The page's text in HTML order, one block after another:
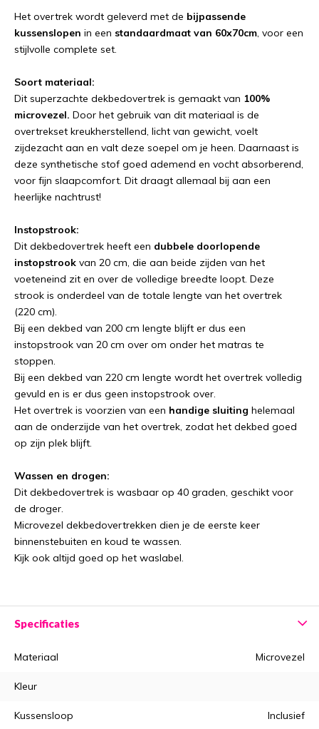
Het overtrek wordt geleverd met de bijpassende
kussenslopen in een standaardmaat van 60x70cm , voor een
stijlvolle complete set.
Soort materiaal:
Dit superzachte dekbedovertrek is gemaakt van 100%
microvezel. Door het gebruik van dit materiaal is de
overtrekset kreukherstellend, licht van gewicht, voelt
zijdezacht aan en valt deze soepel om je heen. Daarnaast is
deze synthetische stof goed ademend en vocht absorberend,
voor fijn slaapcomfort. Dit draagt allemaal bij aan een
heerlijke nachtrust!
Instopstrook:
Dit dekbedovertrek heeft een dubbele doorlopende
instopstrook van 20 cm, die aan beide zijden van het
voeteneind zit en over de volledige breedte loopt. Deze
strook is onderdeel van de totale lengte van het overtrek
(220 cm).
Bij een dekbed van 200 cm lengte blijft er dus een
instopstrook van 20 cm over om onder het matras te
stoppen.
Bij een dekbed van 220 cm lengte wordt het overtrek volledig
gevuld en is er dus geen instopstrook over.
Het overtrek is voorzien van een handige sluiting helemaal
aan de onderzijde van het overtrek, zodat het dekbed goed
op zijn plek blijft.
Wassen en drogen:
Dit dekbedovertrek is wasbaar op 40 graden, geschikt voor
de droger.
Microvezel dekbedovertrekken dien je de eerste keer
binnenstebuiten en koud te wassen.
Kijk ook altijd goed op het waslabel.
Specificaties
Materiaal Microvezel
Kleur
Kussensloop Inclusief